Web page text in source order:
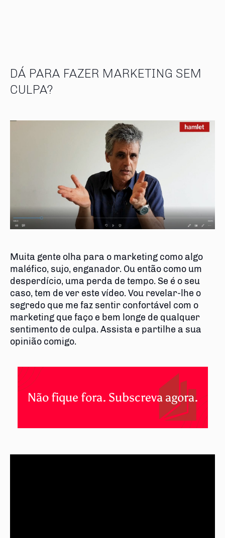
DÁ PARA FAZER MARKETING SEM
CULPA?
Muita gente olha para o marketing como algo
maléfico, sujo, enganador. Ou então como um
desperdício, uma perda de tempo. Se é o seu
caso, tem de ver este vídeo. Vou revelar-lhe o
segredo que me faz sentir confortável com o
marketing que faço e bem longe de qualquer
sentimento de culpa. Assista e partilhe a sua
opinião comigo.
Não fique fora. Subscreva agora.